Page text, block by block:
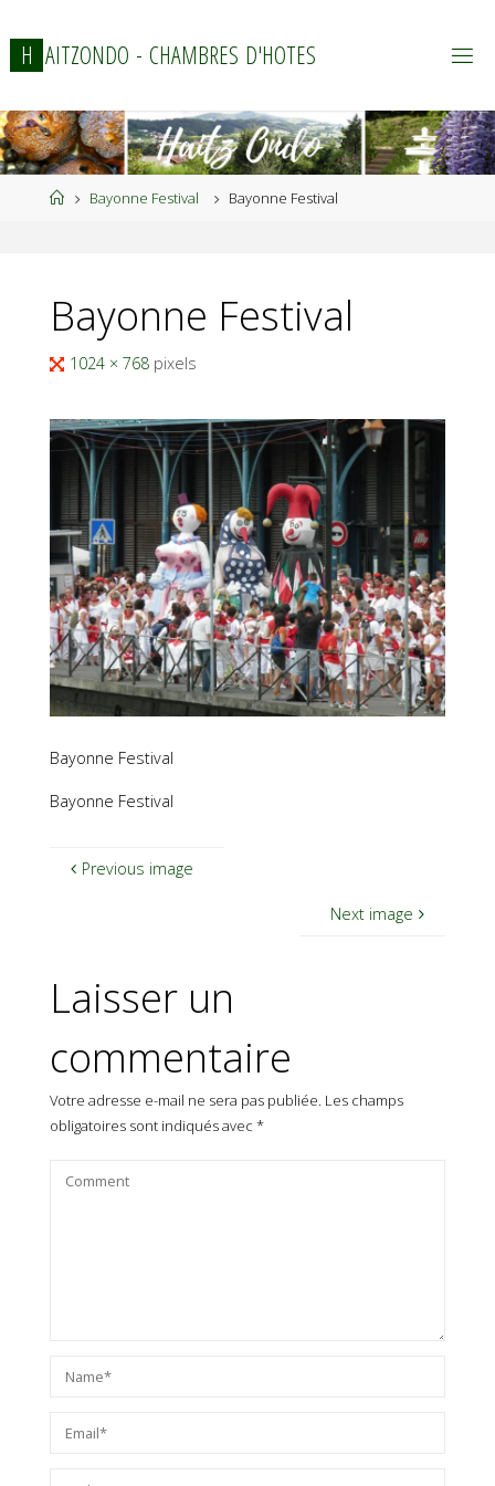
to
content
H AITZONDO - CHAMBRES D'HOTES
HomeBayonne Festival Bayonne Festival
Bayonne Festival
Full1024 × 768 pixels
Bayonne Festival
Bayonne Festival
Previous image
Next image
Laisser un
commentaire
Votre adresse e-mail ne sera pas publiée. Les champs
obligatoires sont indiqués avec *